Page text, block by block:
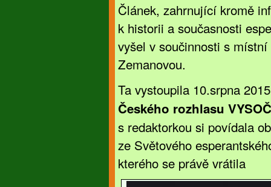
Článek, zahrnující kromě
k historii a současnosti
vyšel v součinnosti s
Zemanovou.
Ta vystoupila 10.srpna
Českého rozhlasu
s redaktorkou si povídala
ze Světového
kterého se právě vrátila